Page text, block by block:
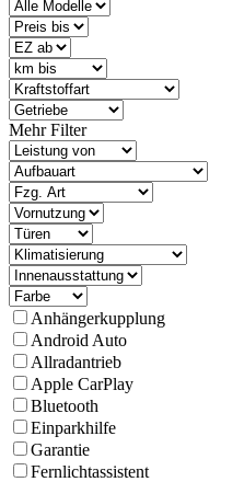
Mehr Filter
Anhängerkupplung
Android Auto
Allradantrieb
Apple CarPlay
Bluetooth
Einparkhilfe
Garantie
Fernlichtassistent